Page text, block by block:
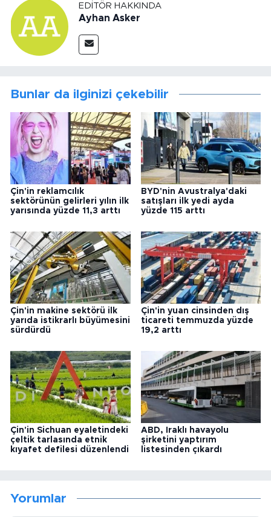
EDITÖR HAKKINDA
Ayhan Asker
Bunlar da ilginizi çekebilir
Çin'in reklamcılık
sektörünün gelirleri yılın ilk
yarısında yüzde 11,3 arttı
BYD'nin Avustralya'daki
satışları ilk yedi ayda
yüzde 115 arttı
Çin'in makine sektörü ilk
yarıda istikrarlı büyümesini
sürdürdü
Çin'in yuan cinsinden dış
ticareti temmuzda yüzde
19,2 arttı
Çin'in Sichuan eyaletindeki
çeltik tarlasında etnik
kıyafet defilesi düzenlendi
ABD, Iraklı havayolu
şirketini yaptırım
listesinden çıkardı
Yorumlar